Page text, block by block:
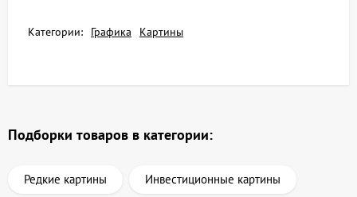
Категории: Графика Картины
Подборки товаров в категории:
Редкие картины Инвестиционные картины